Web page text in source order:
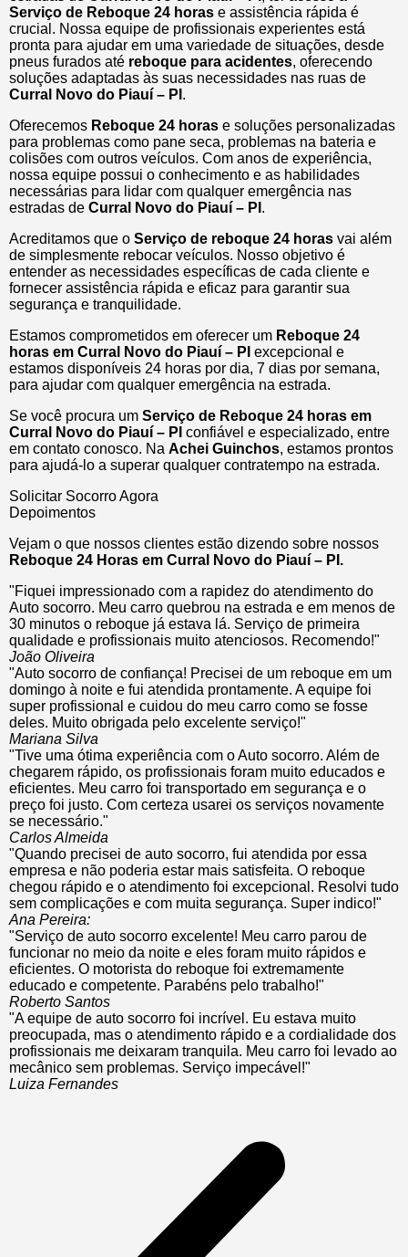
Serviço de Reboque 24 horas e assistência rápida é
crucial. Nossa equipe de profissionais experientes está
pronta para ajudar em uma variedade de situações, desde
pneus furados até reboque para acidentes, oferecendo
soluções adaptadas às suas necessidades nas ruas de
Curral Novo do Piauí – PI .
Oferecemos Reboque 24 horas e soluções personalizadas
para problemas como pane seca, problemas na bateria e
colisões com outros veículos. Com anos de experiência,
nossa equipe possui o conhecimento e as habilidades
necessárias para lidar com qualquer emergência nas
estradas de Curral Novo do Piauí – PI .
Acreditamos que o Serviço de reboque 24 horas vai além
de simplesmente rebocar veículos. Nosso objetivo é
entender as necessidades específicas de cada cliente e
fornecer assistência rápida e eficaz para garantir sua
segurança e tranquilidade.
Estamos comprometidos em oferecer um Reboque 24
horas em Curral Novo do Piauí – PI excepcional e
estamos disponíveis 24 horas por dia, 7 dias por semana,
para ajudar com qualquer emergência na estrada.
Se você procura um Serviço de Reboque 24 horas em
Curral Novo do Piauí – PI confiável e especializado, entre
em contato conosco. Na Achei Guinchos, estamos prontos
para ajudá-lo a superar qualquer contratempo na estrada.
Solicitar Socorro Agora
Depoimentos
Vejam o que nossos clientes estão dizendo sobre nossos
Reboque 24 Horas em Curral Novo do Piauí – PI.
"Fiquei impressionado com a rapidez do atendimento do
Auto socorro. Meu carro quebrou na estrada e em menos de
30 minutos o reboque já estava lá. Serviço de primeira
qualidade e profissionais muito atenciosos. Recomendo!"
João Oliveira
"Auto socorro de confiança! Precisei de um reboque em um
domingo à noite e fui atendida prontamente. A equipe foi
super profissional e cuidou do meu carro como se fosse
deles. Muito obrigada pelo excelente serviço!"
Mariana Silva
"Tive uma ótima experiência com o Auto socorro. Além de
chegarem rápido, os profissionais foram muito educados e
eficientes. Meu carro foi transportado em segurança e o
preço foi justo. Com certeza usarei os serviços novamente
se necessário."
Carlos Almeida
"Quando precisei de auto socorro, fui atendida por essa
empresa e não poderia estar mais satisfeita. O reboque
chegou rápido e o atendimento foi excepcional. Resolvi tudo
sem complicações e com muita segurança. Super indico!"
Ana Pereira:
"Serviço de auto socorro excelente! Meu carro parou de
funcionar no meio da noite e eles foram muito rápidos e
eficientes. O motorista do reboque foi extremamente
educado e competente. Parabéns pelo trabalho!"
Roberto Santos
"A equipe de auto socorro foi incrível. Eu estava muito
preocupada, mas o atendimento rápido e a cordialidade dos
profissionais me deixaram tranquila. Meu carro foi levado ao
mecânico sem problemas. Serviço impecável!"
Luiza Fernandes